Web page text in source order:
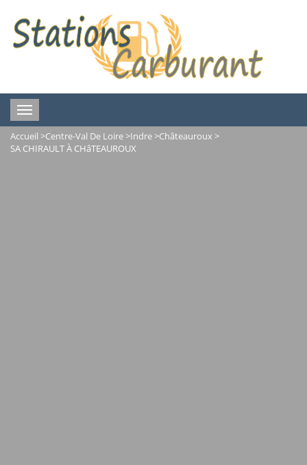
Toggle
navigation
Accueil >Centre-Val De Loire>Indre>Châteauroux >
SA CHIRAULT À CHâTEAUROUX